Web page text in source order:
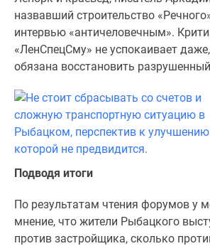
назвавший строительство
интервью «античеловечным».
«ЛенСпецСму» не успокаивает
обязана восстановить
Подводя итоги
По результатам чтения форумов у
мнение, что жители Рыбацкого
против застройщика, сколько